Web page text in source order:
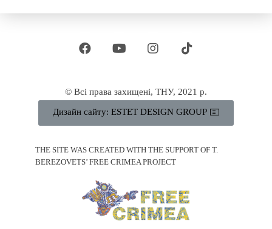
© Всі права захищені, ТНУ, 2021 р.
Дизайн сайту: ESTET DESIGN GROUP
THE SITE WAS CREATED WITH THE SUPPORT OF T.
BEREZOVETS’ FREE CRIMEA PROJECT